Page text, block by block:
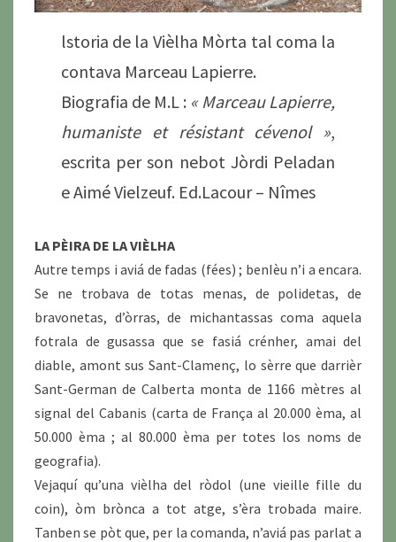
lstoria de la Vièlha Mòrta tal coma la
contava Marceau Lapierre.
Biografia de M.L : « Marceau Lapierre,
humaniste et résistant cévenol »,
escrita per son nebot Jòrdi Peladan
e Aimé Vielzeuf. Ed.Lacour – Nîmes
LA PÈIRA DE LA VIÈLHA
Autre temps i aviá de fadas (fées) ; benIèu n’i a encara.
Se ne trobava de totas menas, de polidetas, de
bravonetas, d’òrras, de michantassas coma aquela
fotrala de gusassa que se fasiá crénher, amai del
diable, amont sus Sant-Clamenç, lo sèrre que darrièr
Sant-German de Calberta monta de 1166 mètres al
signal del Cabanis (carta de França al 20.000 èma, al
50.000 èma ; al 80.000 èma per totes los noms de
geografia).
Vejaquí qu’una vièlha del ròdol (une vieille fille du
coin), òm brònca a tot atge, s’èra trobada maire.
Tanben se pòt que, per la comanda, n’aviá pas parlat a